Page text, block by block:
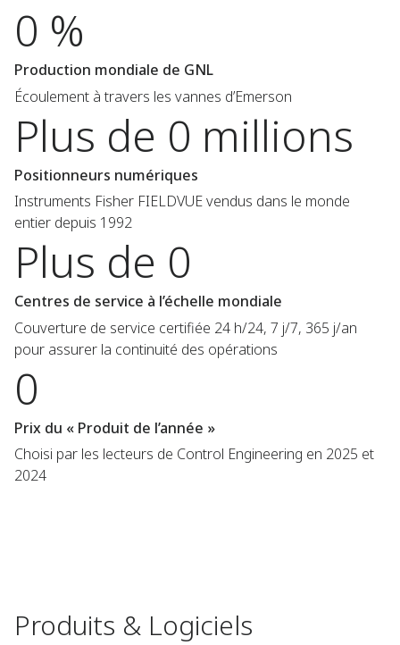
0 %
Production mondiale de GNL
Écoulement à travers les vannes d’Emerson
Plus de 0 millions
Positionneurs numériques
Instruments Fisher FIELDVUE vendus dans le monde
entier depuis 1992
Plus de 0
Centres de service à l’échelle mondiale
Couverture de service certifiée 24 h/24, 7 j/7, 365 j/an
pour assurer la continuité des opérations
0
Prix du « Produit de l’année »
Choisi par les lecteurs de Control Engineering en 2025 et
2024
Produits & Logiciels